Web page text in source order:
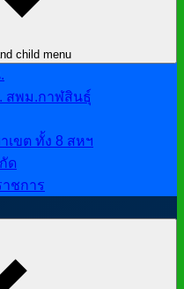
child menu
สพม.กาฬสินธุ์
ขต ทั้ง 8 สหฯ
ด
ชการ